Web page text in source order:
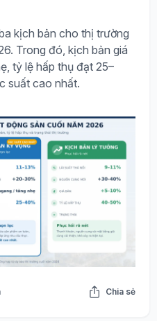
kịch bản cho thị trường
Trong đó, kịch bản giá
tỷ lệ hấp thụ đạt 25–
suất cao nhất.
Chia sẻ